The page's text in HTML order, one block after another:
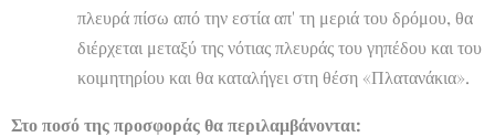
πλευρά πίσω από την εστία απ' τη μεριά του δρόμου, θα
διέρχεται μεταξύ της νότιας πλευράς του γηπέδου και του
κοιμητηρίου και θα καταλήγει στη θέση «Πλατανάκια».
Στο ποσό της προσφοράς θα περιλαμβάνονται: